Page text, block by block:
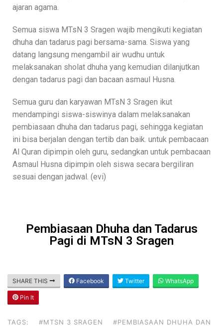
ajaran agama.
Semua siswa MTsN 3 Sragen wajib mengikuti kegiatan
dhuha dan tadarus pagi bersama-sama. Siswa yang
datang langsung mengambil air wudhu untuk
melaksanakan sholat dhuha yang kemudian dilanjutkan
dengan tadarus pagi dan bacaan asmaul Husna.
Semua guru dan karyawan MTsN 3 Sragen ikut
mendampingi siswa-siswinya dalam melaksanakan
pembiasaan dhuha dan tadarus pagi, sehingga kegiatan
ini bisa berjalan dengan tertib dan baik. untuk pembacaan
Al Quran dipimpin oleh guru, sedangkan untuk pembacaan
Asmaul Husna dipimpin oleh siswa secara bergiliran
sesuai dengan jadwal. (evi)
Pembiasaan Dhuha dan Tadarus
Pagi di MTsN 3 Sragen
SHARE THIS Facebook Twitter WhatsApp
Pin It
TAGS: #MTSN 3 SRAGEN
#PEMBIASAAN DHUHA DAN